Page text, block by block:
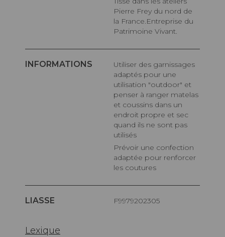
Pierre Frey du nord de
la France.Entreprise du
Patrimoine Vivant.
INFORMATIONS
Utiliser des garnissages
adaptés pour une
utilisation "outdoor" et
penser à ranger matelas
et coussins dans un
endroit propre et sec
quand ils ne sont pas
utilisés
Prévoir une confection
adaptée pour renforcer
les coutures
LIASSE F9979202305
Lexique